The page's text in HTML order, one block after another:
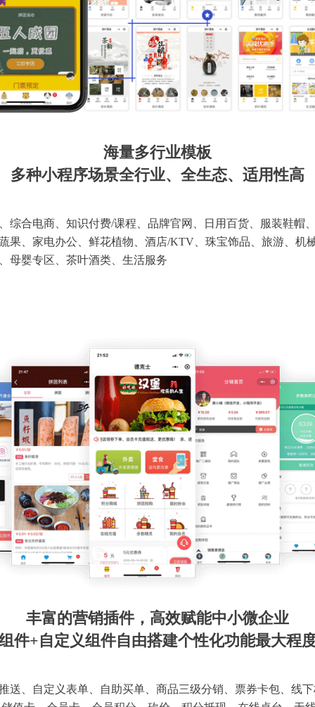
海量多行业模板
多种小程序场景全行业、全生态、适用性高
综合电商、知识付费/课程、品牌官网、日用百货、服装鞋帽
果、家电办公、鲜花植物、酒店/KTV、珠宝饰品、旅游、机
母婴专区、茶叶酒类、生活服务
丰富的营销插件，高效赋能中小微企业
件+自定义组件自由搭建个性化功能最大程
送、自定义表单、自助买单、商品三级分销、票券卡包、线